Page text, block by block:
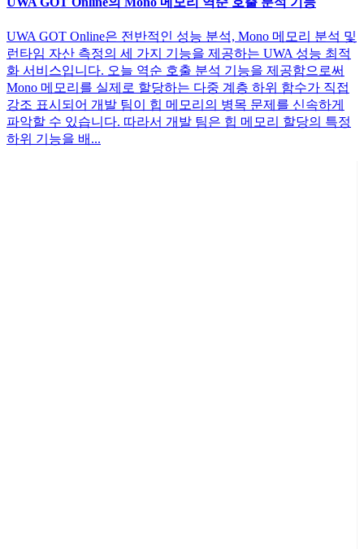
UWA GOT Online은 전반적인 성능 분석, Mono 메모리 분석 및
런타임 자산 측정의 세 가지 기능을 제공하는 UWA 성능 최적
화 서비스입니다. 오늘 역순 호출 분석 기능을 제공함으로써
Mono 메모리를 실제로 할당하는 다중 계층 하위 함수가 직접
강조 표시되어 개발 팀이 힙 메모리의 병목 문제를 신속하게
파악할 수 있습니다. 따라서 개발 팀은 힙 메모리 할당의 특정
하위 기능을 배...